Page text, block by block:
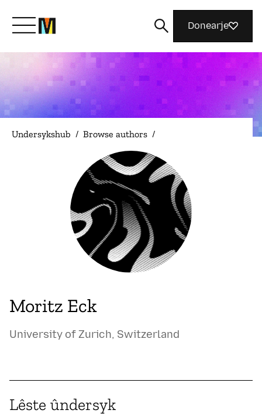
Kom yn ’e kunde mei Mozilla
Wat wy dogge
Magazine
Donearje
Undersykshub / Browse authors /
Moritz Eck
University of Zurich, Switzerland
Lêste ûndersyk